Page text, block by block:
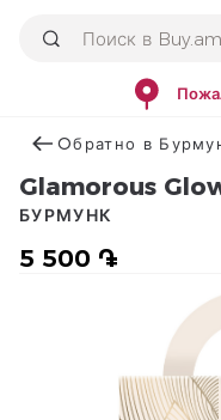
Օбратно в
Glamorous
5 500 ֏
БУРМУНК